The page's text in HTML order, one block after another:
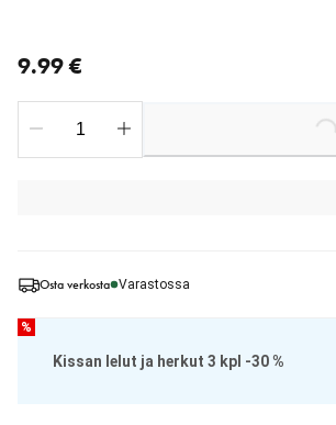
Osta verkosta Varastossa
%
Kissan lelut ja herkut 3 kpl -30 %
9.99 €
Loading...